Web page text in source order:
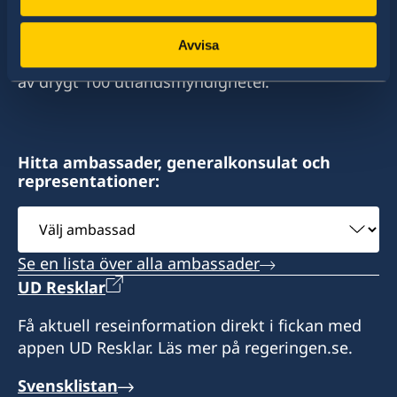
Avvisa
stort sett alla stater i världen. I ungefär hälften
av dessa stater har Sverige ambassader och
konsulat. Sveriges utrikesrepresentation består
av drygt 100 utlandsmyndigheter.
Hitta ambassader, generalkonsulat och
representationer:
Välj
ambassad
Se en lista över alla ambassader
UD Resklar
Få aktuell reseinformation direkt i fickan med
appen UD Resklar. Läs mer på regeringen.se.
Svensklistan